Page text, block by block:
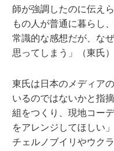
師が強調したのに伝え
もの人が普通に暮らし
常識的な感想だが、な
思ってしまう」（東氏）
東氏は日本のメディア
いるのではないかと指
組をつくり、現地コー
をアレンジしてほしい
チェルノブイリやウク